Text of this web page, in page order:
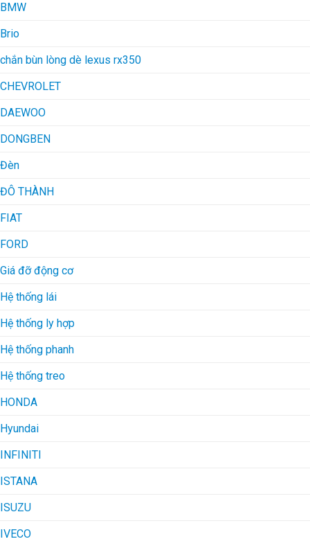
BMW
Brio
chắn bùn lòng dè lexus rx350
CHEVROLET
DAEWOO
DONGBEN
Đèn
ĐÔ THÀNH
FIAT
FORD
Giá đỡ động cơ
Hệ thống lái
Hệ thống ly hợp
Hệ thống phanh
Hệ thống treo
HONDA
Hyundai
INFINITI
ISTANA
ISUZU
IVECO